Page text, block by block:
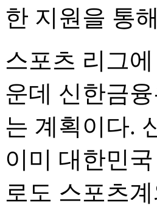
한 지원을 통
스포츠 리그
운데 신한금
는 계획이다.
이미 대한민
로도 스포츠